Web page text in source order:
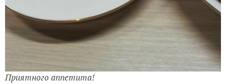
Приятного аппетита!